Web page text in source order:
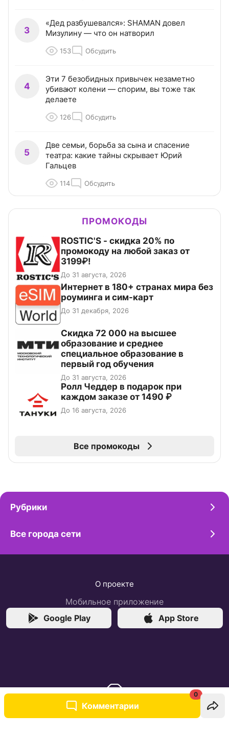
Комментарии
0
3
«Дед разбушевался»: SHAMAN довел
Мизулину — что он натворил
153 Обсудить
4
Эти 7 безобидных привычек незаметно
убивают колени — спорим, вы тоже так
делаете
126 Обсудить
5
Две семьи, борьба за сына и спасение
театра: какие тайны скрывает Юрий
Гальцев
114 Обсудить
ПРОМОКОДЫ
ROSTIC'S - скидка 20% по
промокоду на любой заказ от
3199₽!
До 31 августа, 2026
Интернет в 180+ странах мира без
роуминга и сим-карт
До 31 декабря, 2026
Скидка 72 000 на высшее
образование и среднее
специальное образование в
первый год обучения
До 31 августа, 2026
Ролл Чеддер в подарок при
каждом заказе от 1490 ₽
До 16 августа, 2026
Все промокоды
Рубрики
Все города сети
О проекте
Мобильное приложение
Google Play
App Store